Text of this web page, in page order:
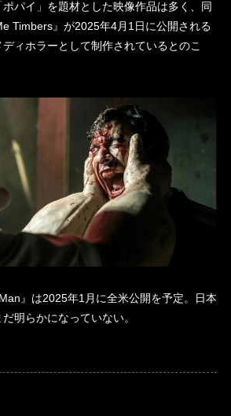
パイ」を題材とした映像作品は多く、同
Timbers』が2025年4月1日に公開される
ィホラーとして制作されているとのこ
』は2025年1月に全米公開を予定。日本
明らかになっていない。